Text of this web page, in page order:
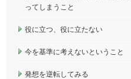
ってしまうこと
役に立つ、役に立たない
今を基準に考えないということ
発想を逆転してみる